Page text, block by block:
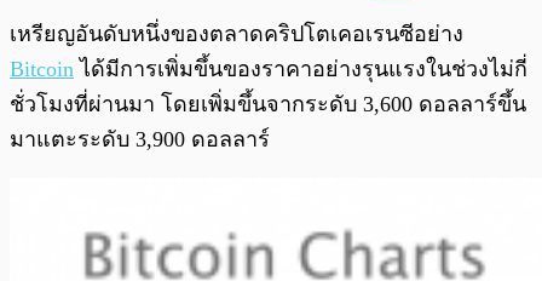
พร้อมเล่น 0:00 /
เหรียญอันดับหนึ่งของตลาดคริปโตเคอเรนซีอย่าง
Bitcoin ได้มีการเพิ่มขึ้นของราคาอย่างรุนแรงในช่วงไม่กี่
ชั่วโมงที่ผ่านมา โดยเพิ่มขึ้นจากระดับ 3,600 ดอลลาร์ขึ้น
มาแตะระดับ 3,900 ดอลลาร์